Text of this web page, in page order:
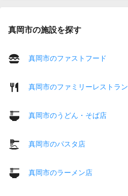
真岡市の施設を探す
真岡市のファストフード
真岡市のファミリーレストラン
真岡市のうどん・そば店
真岡市のパスタ店
真岡市のラーメン店